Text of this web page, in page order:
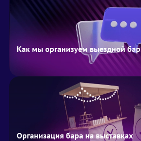
Как мы организуем выездной бар
Организация бара на выставках